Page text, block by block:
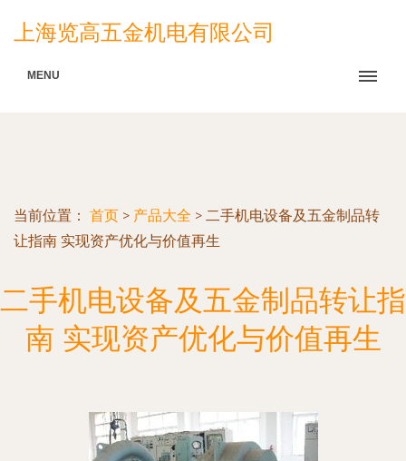
上海览高五金机电有限公司
MENU
当前位置： 首页 > 产品大全 > 二手机电设备及五金制品转
让指南 实现资产优化与价值再生
二手机电设备及五金制品转让指
南 实现资产优化与价值再生